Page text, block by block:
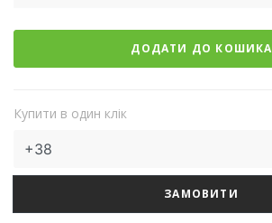
ДОДАТИ ДО КОШИКА
Купити в один клік
ЗАМОВИТИ